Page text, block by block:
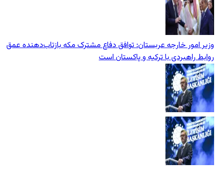
وزیر امور خارجه عربستان: توافق دفاع مشترک مکه بازتاب‌دهنده عمق
روابط راهبردی با ترکیه و پاکستان است